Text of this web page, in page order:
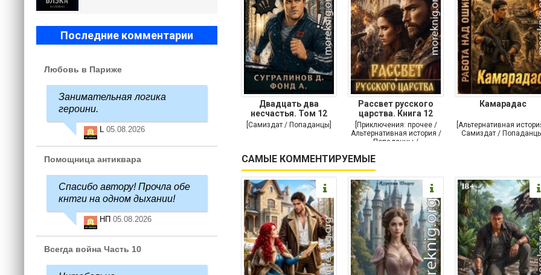
Двадцать два
несчастья. Том 12
[Самиздат / Попаданцы]
Рассвет русского
царства. Книга 12
[Приключения: прочее /
Альтернативная история /
Попаданцы /
приключения]
Камарадас
[Альтернативная
Самиздат /
САМЫЕ КОММЕНТИРУЕМЫЕ
Последние комментарии
Любовь в Париже
Занимательная логика
героини.
L 05.08.2026
Помощница антиквара
Спасибо автору! Прочла обе
кнтги на одном дыхании!
НП 05.08.2026
Всегда война Часть 10